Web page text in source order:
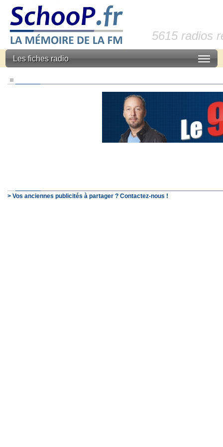
5615 radios
Les fiches radio
> Vos anciennes publicités à partager ? Contactez-nous !